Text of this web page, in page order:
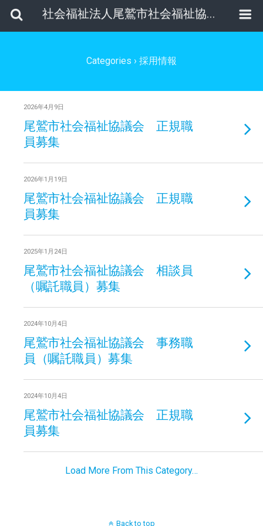
社会福祉法人尾鷲市社会福祉協議会
Categories › 採用情報
2026年4月9日
尾鷲市社会福祉協議会 正規職
員募集
2026年1月19日
尾鷲市社会福祉協議会 正規職
員募集
2025年1月24日
尾鷲市社会福祉協議会 相談員
（嘱託職員）募集
2024年10月4日
尾鷲市社会福祉協議会 事務職
員（嘱託職員）募集
2024年10月4日
尾鷲市社会福祉協議会 正規職
員募集
Load More From This Category…
Back to top